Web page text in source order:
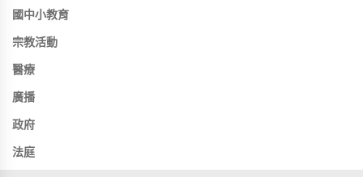
國中小教育
宗教活動
醫療
廣播
政府
法庭